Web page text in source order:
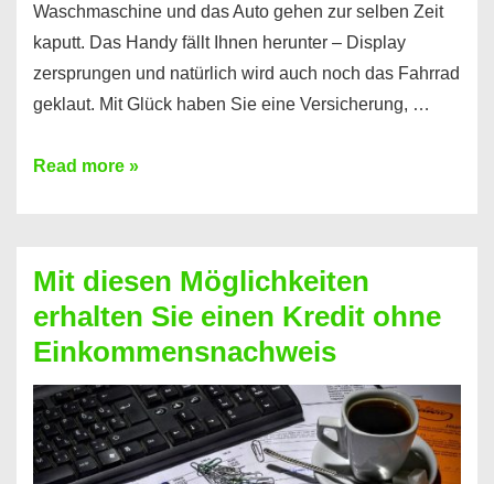
Waschmaschine und das Auto gehen zur selben Zeit
kaputt. Das Handy fällt Ihnen herunter – Display
zersprungen und natürlich wird auch noch das Fahrrad
geklaut. Mit Glück haben Sie eine Versicherung, …
Ferratum
für
schnelle
Durchstarter
Read more »
Mit diesen Möglichkeiten
erhalten Sie einen Kredit ohne
Einkommensnachweis